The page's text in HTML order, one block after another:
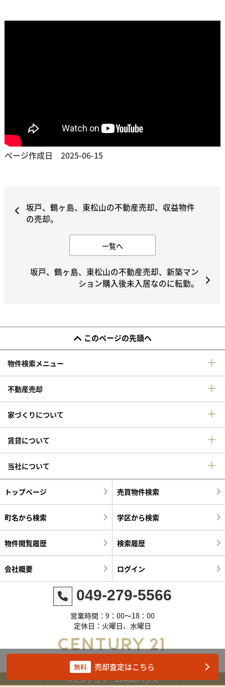
無料 売却査定はこちら
ページ作成日 2025-06-15
坂戸、鶴ヶ島、東松山の不動産売却、収益物件
の売却。
一覧へ
坂戸、鶴ヶ島、東松山の不動産売却、新築マン
ション購入後未入居なのに転勤。
このページの先頭へ
物件検索メニュー
不動産売却
家づくりについて
賃貸について
当社について
トップページ 売買物件検索
町名から検索 学区から検索
物件閲覧履歴 検索履歴
会社概要 ログイン
049-279-5566
営業時間：9：00～18：00
定休日：火曜日、水曜日
©センチュリー21明和ハウス